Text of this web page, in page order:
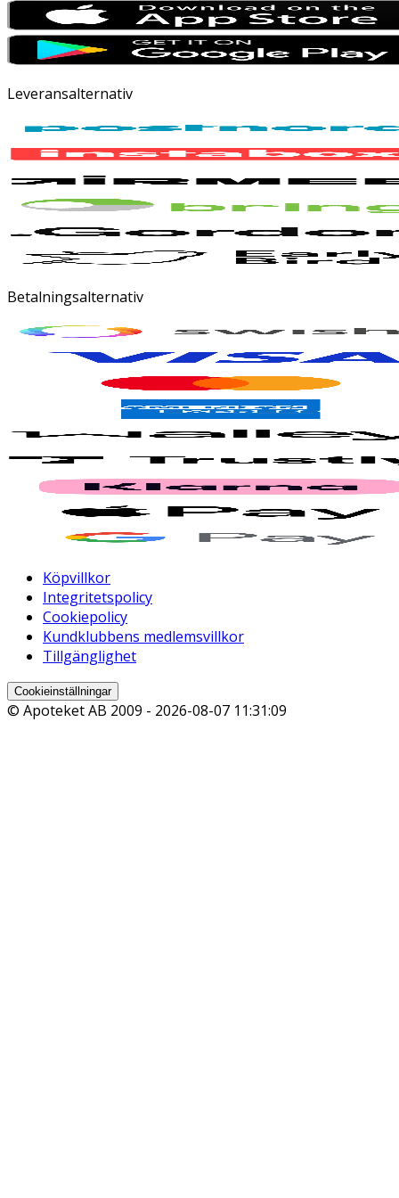
Leveransalternativ
Betalningsalternativ
Köpvillkor
Integritetspolicy
Cookiepolicy
Kundklubbens medlemsvillkor
Tillgänglighet
Cookieinställningar
© Apoteket AB 2009 - 2026-08-07 11:31:09